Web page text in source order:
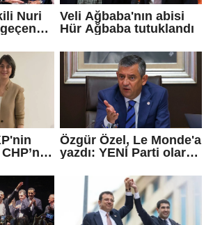
Nuri
verdi
Veli Ağbaba'nın abisi
Hür Ağbaba tutuklandı
Özgür Özel, Le Monde'a
yazdı: YENİ Parti olarak
öneriyoruz